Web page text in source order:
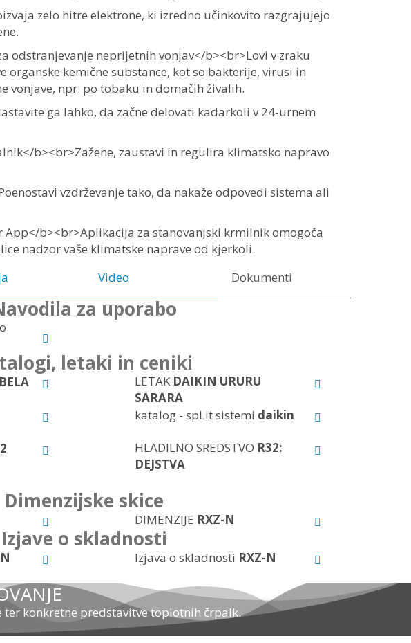
Video Dokumenti
za uporabo
letaki in ceniki
LETAK DAIKIN URURU
SARARA
katalog - spLit sistemi daikin
HLADILNO SREDSTVO R32:
DEJSTVA
Dimenzijske skice
DIMENZIJE RXZ-N
Izjave o skladnosti
Izjava o skladnosti RXZ-N
ter konkretne predstavitve toplotnih črpalk.